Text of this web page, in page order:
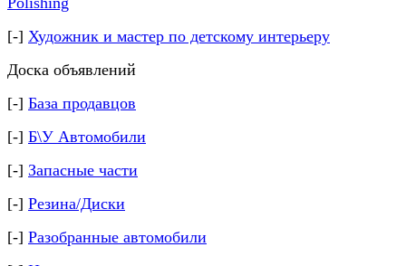
[-] Художник и мастер по детскому интерьеру
Доска объявлений
[-] База продавцов
[-] Б\У Автомобили
[-] Запасные части
[-] Резина/Диски
[-] Разобранные автомобили